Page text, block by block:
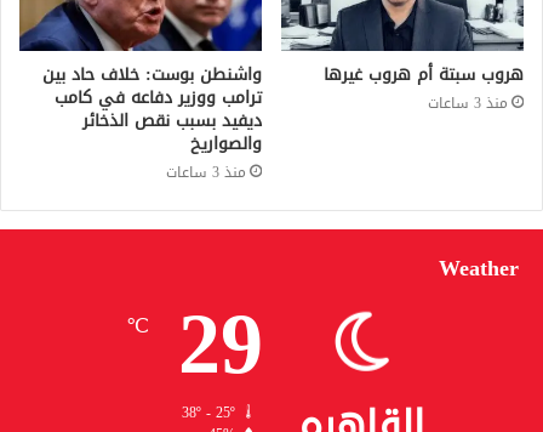
هروب سبتة أم هروب غيرها
منذ 3 ساعات
واشنطن بوست: خلاف حاد بين
ترامب ووزير دفاعه في كامب
ديفيد بسبب نقص الذخائر
والصواريخ
منذ 3 ساعات
Weather
29
℃
38º - 25º